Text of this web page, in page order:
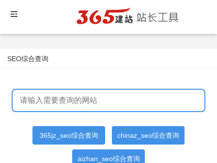
SEO综合查询
365jz_seo综合查询 chinaz_seo综合查询
aizhan_seo综合查询